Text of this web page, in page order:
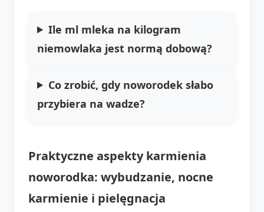
Ile ml mleka na kilogram
niemowlaka jest normą dobową?
Co zrobić, gdy noworodek słabo
przybiera na wadze?
Praktyczne aspekty karmienia
noworodka: wybudzanie, nocne
karmienie i pielęgnacja